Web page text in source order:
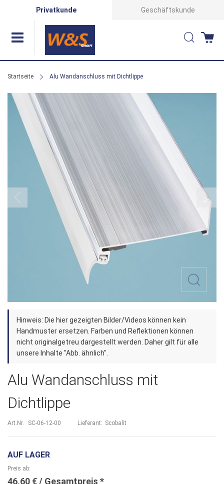
Privatkunde Geschäftskunde
Suche
Startseite Alu Wandanschluss mit Dichtlippe
Zum
Ende
Bildergalerie
Zum
Anfang
der
Bildergalerie
Hinweis: Die hier gezeigten Bilder/Videos können kein
Handmuster ersetzen. Farben und Reflektionen können
nicht originalgetreu dargestellt werden. Daher gilt für alle
unsere Inhalte "Abb. ähnlich".
Alu Wandanschluss mit
Dichtlippe
Art.Nr. SC-06-12-00 Lieferant: Scobalit
AUF LAGER
Preis ab
46,60 €